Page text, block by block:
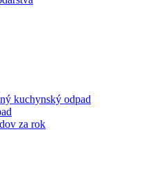
kuchynský odpad
za rok